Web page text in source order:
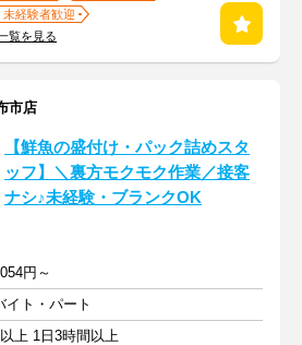
未経験者歓迎
覧を見る
市店
【鮮魚の盛付け・パック詰めスタ
ッフ】＼裏方モクモク作業／接客
ナシ♪未経験・ブランクOK
円～
イト・パート
上 1日3時間以上